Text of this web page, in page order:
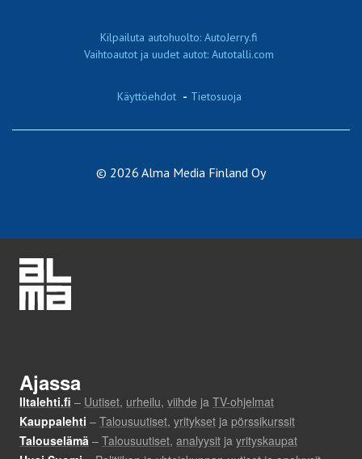
Kilpailuta autohuolto: AutoJerry.fi
Vaihtoautot ja uudet autot: Autotalli.com
Käyttöehdot - Tietosuoja
© 2026 Alma Media Finland Oy